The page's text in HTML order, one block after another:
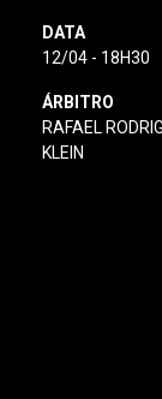
DATA
12/04 - 18H30
ÁRBITRO
RAFAEL
KLEIN